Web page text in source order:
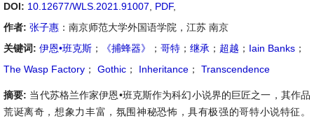
DOI: 10.12677/WLS.2021.91007 PDF,
作者: 张子惠 ：南京师范大学外国语学院，江苏 南京
关键词: 伊恩•班克斯 ； 《捕蜂器》 ； 哥特 ； 继承 ； 超越 ； Iain Banks ；
The Wasp Factory ； Gothic ； Inheritance ； Transcendence
摘要: 当代苏格兰作家伊恩•班克斯作为科幻小说界的巨匠之一，其作品
荒诞离奇，想象力丰富，氛围神秘恐怖，具有极强的哥特小说特征。